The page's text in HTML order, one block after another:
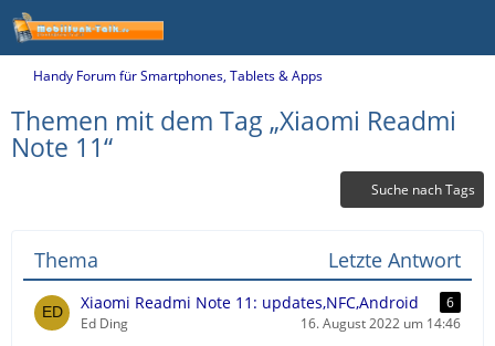
Handy Forum für Smartphones, Tablets & Apps
Themen mit dem Tag „Xiaomi Readmi
Note 11“
Suche nach Tags
Thema Letzte Antwort
Xiaomi Readmi Note 11: updates,NFC,Android
6
Ed Ding
16. August 2022 um 14:46